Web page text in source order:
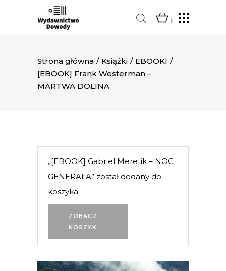
1
Strona główna / Książki / EBOOKI /
[EBOOK] Frank Westerman –
MARTWA DOLINA
ZOBACZ
KOSZYK
„[EBOOK] Gabriel Meretik – NOC
GENERAŁA” został dodany do
koszyka.